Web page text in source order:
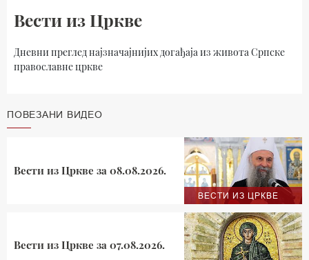
Вести из Цркве
Дневни преглед најзначајнијих догађаја из живота Српске
православне цркве
ПОВЕЗАНИ ВИДЕО
ВЕСТИ ИЗ ЦРКВЕ
Вести из Цркве за 08.08.2026.
Вести из Цркве за 07.08.2026.